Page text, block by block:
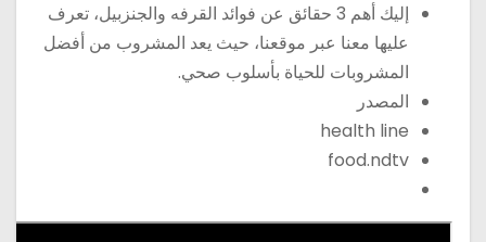
إليك أهم 3 حقائق عن فوائد القرفه والجنزبيل، تعرف
عليها معنا عبر موقعنا، حيث يعد المشروب من أفضل
المشروبات للحياة بأسلوب صحي.
المصدر
health line
food.ndtv